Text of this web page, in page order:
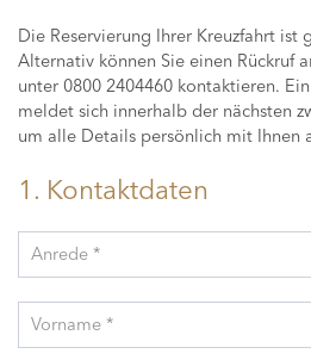
Die Reservierung Ihrer Kreuzfahrt ist
Alternativ können Sie einen Rückruf
unter 0800 2404460 kontaktieren.
meldet sich innerhalb der nächsten
um alle Details persönlich mit Ihnen
1. Kontaktdaten
Anrede *
Vorname *